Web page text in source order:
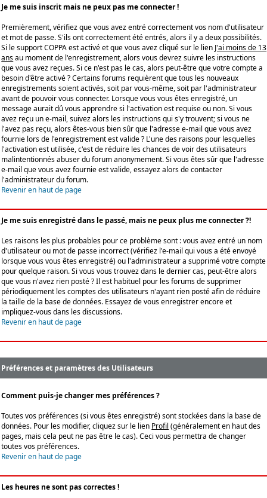
Je me suis inscrit mais ne peux pas me connecter !
Premièrement, vérifiez que vous avez entré correctement vos nom d'utilisateur
et mot de passe. S'ils ont correctement été entrés, alors il y a deux possibilités.
Si le support COPPA est activé et que vous avez cliqué sur le lien J'ai moins de 13
ansau moment de l'enregistrement, alors vous devrez suivre les instructions
que vous avez reçues. Si ce n'est pas le cas, alors peut-être que votre compte a
besoin d'être activé ? Certains forums requièrent que tous les nouveaux
enregistrements soient activés, soit par vous-même, soit par l'administrateur
avant de pouvoir vous connecter. Lorsque vous vous êtes enregistré, un
message aurait dû vous apprendre si l'activation est requise ou non. Si vous
avez reçu un e-mail, suivez alors les instructions qui s'y trouvent; si vous ne
l'avez pas reçu, alors êtes-vous bien sûr que l'adresse e-mail que vous avez
fournie lors de l'enregistrement est valide ? L'une des raisons pour lesquelles
l'activation est utilisée, c'est de réduire les chances de voir des utilisateurs
malintentionnés abuser du forum anonymement. Si vous êtes sûr que l'adresse
e-mail que vous avez fournie est valide, essayez alors de contacter
l'administrateur du forum.
Revenir en haut de page
Je me suis enregistré dans le passé, mais ne peux plus me connecter ?!
Les raisons les plus probables pour ce problème sont : vous avez entré un nom
d'utilisateur ou mot de passe incorrect (vérifiez l'e-mail qui vous a été envoyé
lorsque vous vous êtes enregistré) ou l'administrateur a supprimé votre compte
pour quelque raison. Si vous vous trouvez dans le dernier cas, peut-être alors
que vous n'avez rien posté ? Il est habituel pour les forums de supprimer
périodiquement les comptes des utilisateurs n'ayant rien posté afin de réduire
la taille de la base de données. Essayez de vous enregistrer encore et
impliquez-vous dans les discussions.
Revenir en haut de page
Préférences et paramètres des Utilisateurs
Comment puis-je changer mes préférences ?
Toutes vos préférences (si vous êtes enregistré) sont stockées dans la base de
données. Pour les modifier, cliquez sur le lien Profil (généralement en haut des
pages, mais cela peut ne pas être le cas). Ceci vous permettra de changer
toutes vos préférences.
Revenir en haut de page
Les heures ne sont pas correctes !